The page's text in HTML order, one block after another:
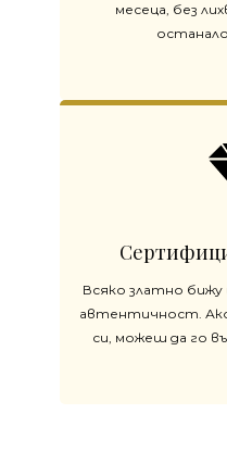
месеца, без
Всяко златно
автентичност.
си, можеш да го